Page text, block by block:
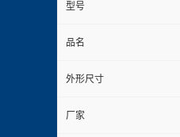
型号
品名
外形尺寸
厂家